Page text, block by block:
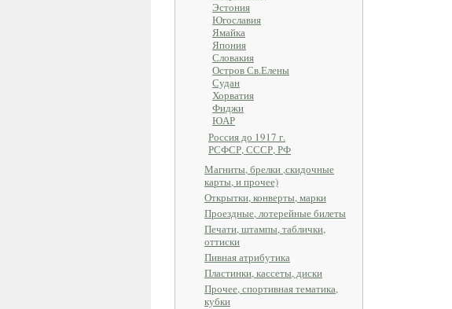
Эстония
Югославия
Ямайка
Япония
Словакия
Остров Св.Елены
Судан
Хорватия
Фиджи
ЮАР
Россия до 1917 г.
РСФСР, СССР, РФ
Магниты, брелки ,скидочные
карты, и прочее)
Открытки, конверты, марки
Проездные, лотерейные билеты
Печати, штампы, таблички,
оттиски
Пивная атрибутика
Пластинки, кассеты, диски
Прочее, спортивная тематика,
кубки